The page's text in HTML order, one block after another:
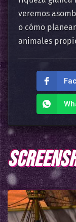
veremos
o cómo
animales